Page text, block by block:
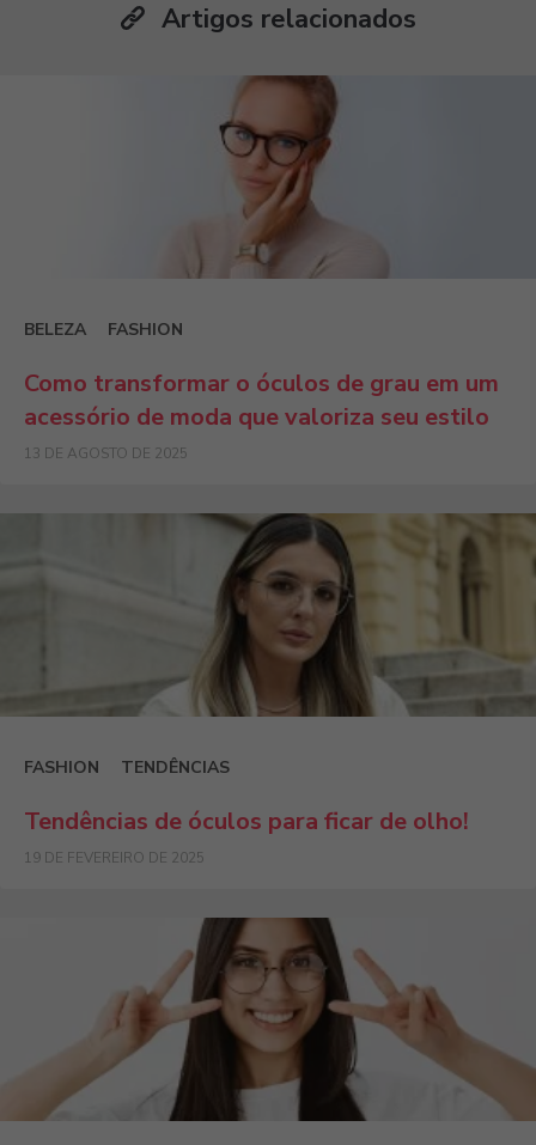
Artigos relacionados
BELEZA FASHION
Como transformar o óculos de grau em um
acessório de moda que valoriza seu estilo
13 DE AGOSTO DE 2025
FASHION TENDÊNCIAS
Tendências de óculos para ficar de olho!
19 DE FEVEREIRO DE 2025